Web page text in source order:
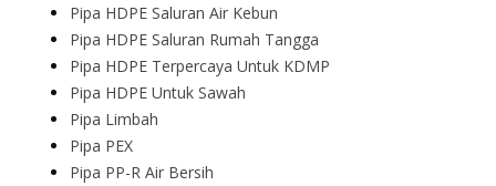
Pipa HDPE Saluran Air Kebun
Pipa HDPE Saluran Rumah Tangga
Pipa HDPE Terpercaya Untuk KDMP
Pipa HDPE Untuk Sawah
Pipa Limbah
Pipa PEX
Pipa PP-R Air Bersih